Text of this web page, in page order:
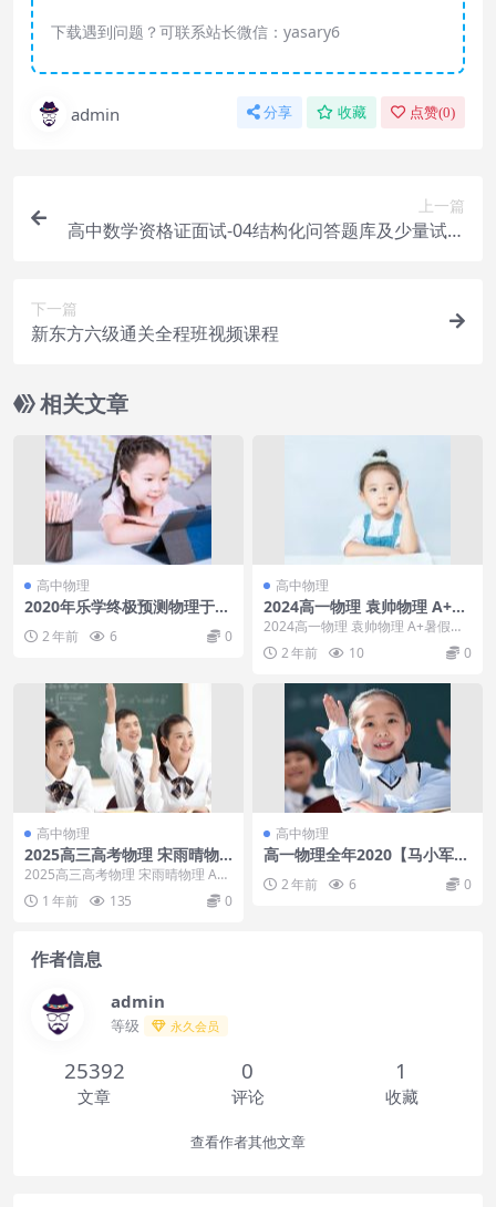
下载遇到问题？可联系站长微信：yasary6
admin 分享 收藏 点赞(0)
上一篇
高中数学资格证面试-04结构化问答题库及少量试讲
下一篇
新东方六级通关全程班视频课程
相关文章
高中物理
2020年乐学终极预测物理于
学弟学妹可以听听
2 年前 6 0
高中物理
2024高一物理 袁帅物理 A+暑
假班
2024高一物理 袁帅物理 A+暑假班
目录：01.视频·学习规划课_袁帅_.
m...2 年前 10 0
高中物理
2025高三高考物理 宋雨晴物
理 A班春季班
2025高三高考物理 宋雨晴物理 A班
春季班，2025高三高考物理 宋雨晴
物理 ...
1 年前 135 0
高中物理
高一物理全年2020【马小军】
2 年前 6 0
作者信息
admin
等级 永久会员
25392
文章
0
评论
1
收藏
查看作者其他文章